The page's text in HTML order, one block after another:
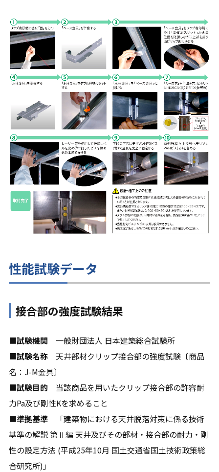
性能試験データ
接合部の強度試験結果
■試験機関 一般財団法人 日本建築総合試験所
■試験名称 天井部材クリップ接合部の強度試験〔商品
名：J-M金具〕
■試験目的 当該商品を用いたクリップ接合部の許容耐
力Pa及び剛性Kを求めること
■準拠基準 「建築物における天井脱落対策に係る技術
基準の解説 第Ⅱ編 天井及びその部材・接合部の耐力・剛
性の設定方法 (平成25年10月 国土交通省国土技術政策総
合研究所)」